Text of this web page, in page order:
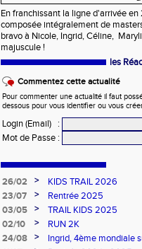
En franchissant la ligne d'arrivée
composée intégralement de
bravo à Nicole, Ingrid, Céline,
majuscule !
les
Commentez cette actualité
Pour commenter une actualité il faut
dessous pour vous identifier ou vous
Login (Email)
:
Mot de Passe :
26/02 >
KIDS TRAIL 2026
23/07
>
Rentrée 2025
03/05
>
TRAIL KIDS 2025
02/10
>
RUN 2K
24/08
>
Ingrid, 4ème mondiale